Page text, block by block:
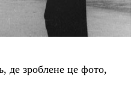
де зроблене це фото,